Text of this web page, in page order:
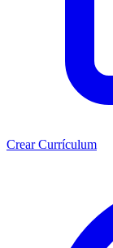
Crear Currículum